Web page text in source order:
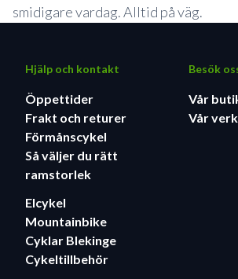
smidigare vardag. Alltid på väg.
Hjälp och kontakt
Öppettider
Frakt och returer
Förmånscykel
Så väljer du rätt
ramstorlek
Elcykel
Mountainbike
Cyklar Blekinge
Cykeltillbehör
Besök
Vår
Vår